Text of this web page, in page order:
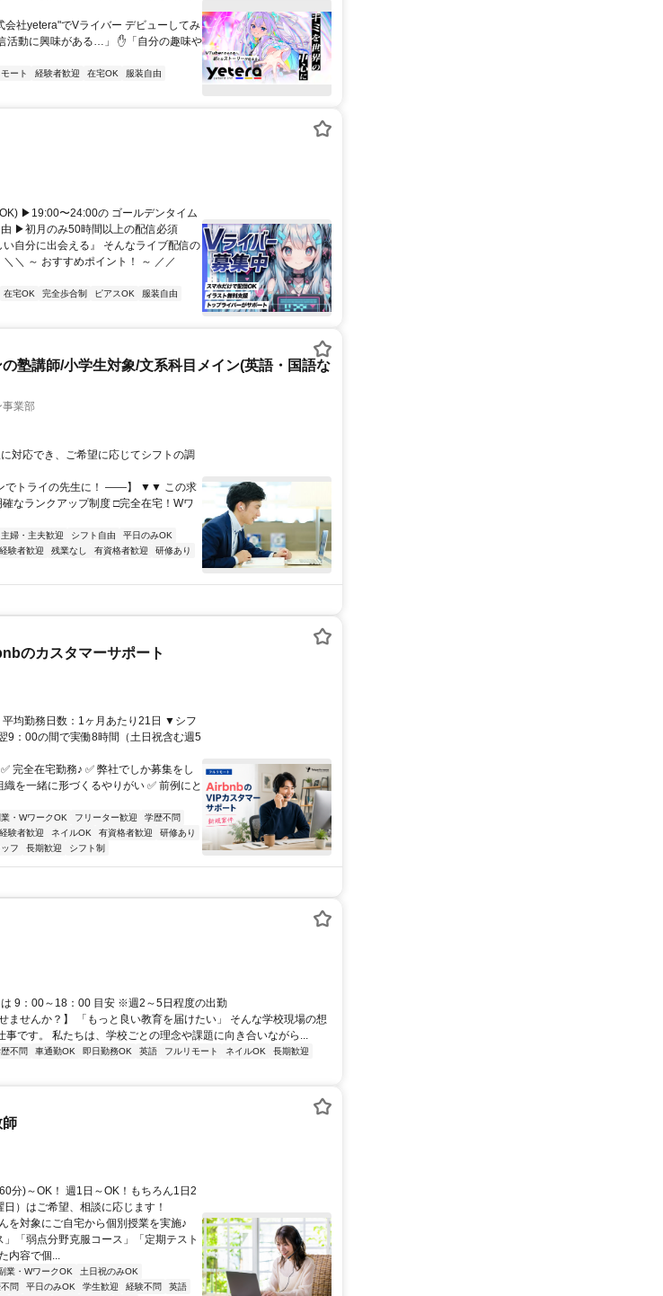
会社yetera"でVライバー デビューしてみ
活動に興味がある…」 ✋「自分の趣味や
ート 経験者歓迎 在宅OK
服装自由
▶19:00〜24:00の ゴールデンタイム
▶初月のみ50時間以上の配信必須
自分に出会える』 そんなライブ配信の
～ おすすめポイント！ ～ ／／
在宅OK 完全歩合制 ピアスOK
服装自由
塾講師/小学生対象/文系科目メイン(英語・国語な
業部
対応でき、ご希望に応じてシフトの調
でトライの先生に！ ――】 ▼▼ この求
なランクアップ制度 □完全在宅！Wワ
主婦・主夫歓迎 シフト自由
平日のみOK
経験者歓迎 残業なし 有資格者歓迎
研修あり
のカスタマーサポート
均勤務日数：1ヶ月あたり21日 ▼シフ
9：00の間で実働8時間（土日祝含む週5
完全在宅勤務♪ ✅ 弊社でしか募集をし
を一緒に形づくるやりがい ✅ 前例にと
・WワークOK フリーター歓迎
学歴不問
経験者歓迎 ネイルOK 有資格者歓迎
研修あり
フ 長期歓迎 シフト制
9：00～18：00 目安 ※週2～5日程度の出勤
ませんか？】 「もっと良い教育を届けたい」 そんな学校現場の想
です。 私たちは、学校ごとの理念や課題に向き合いながら...
不問 車通勤OK 即日勤務OK 英語 フルリモート ネイルOK
長期歓迎
師
分)～OK！ 週1日～OK！もちろん1日2
）はご希望、相談に応じます！
を対象にご自宅から個別授業を実施♪
「弱点分野克服コース」「定期テスト
内容で個...
業・WワークOK
土日祝のみOK
問 平日のみOK 学生歓迎 経験不問
英語